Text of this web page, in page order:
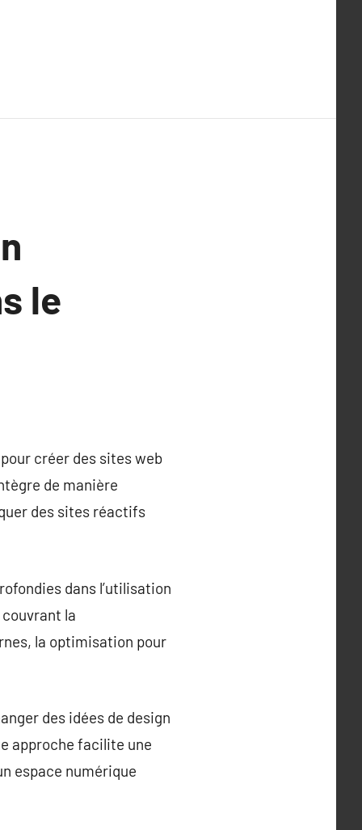
le
créer des sites web
de manière
des sites réactifs
dans l’utilisation
la
la optimisation pour
des idées de design
approche facilite une
espace numérique